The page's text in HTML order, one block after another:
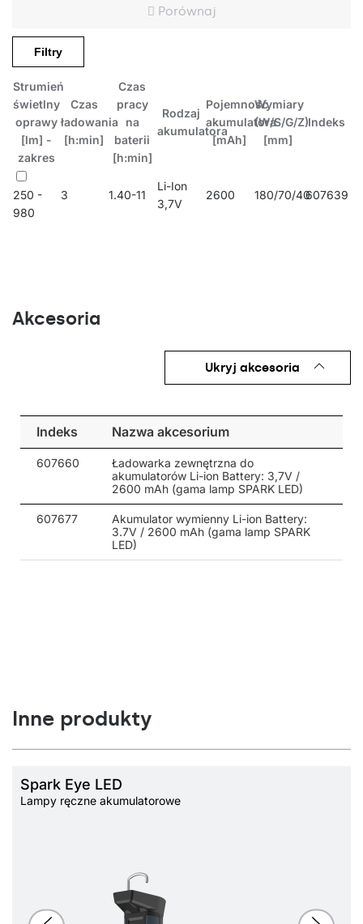
Serwisy samochodowe (naprawy samochodów osobowych,
dostawczych, ciężarowych), salony detailingowe, myjnie
Porównaj
Filtry
Strumień
świetlny
oprawy
[lm] -
zakres
Czas
ładowania
[h:min]
Czas
pracy
na
baterii
[h:min]
Rodzaj
akumulatora
Pojemność
akumulatora
[mAh]
Wymiary
(W/S/G/Z)
[mm]
Indeks
250 -
980
3 1.40-11
Li-Ion
3,7V
2600 180/70/40607639
Akcesoria
Ukryj akcesoria
Indeks Nazwa akcesorium
607660
Ładowarka zewnętrzna do
akumulatorów Li-ion Battery: 3,7V /
2600 mAh (gama lamp SPARK LED)
607677
Akumulator wymienny Li-ion Battery:
3.7V / 2600 mAh (gama lamp SPARK
LED)
Inne produkty
Spark Eye LED
Lampy ręczne akumulatorowe